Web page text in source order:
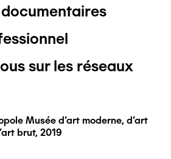
sur les réseaux
Musée d'art moderne, d'art
brut, 2019